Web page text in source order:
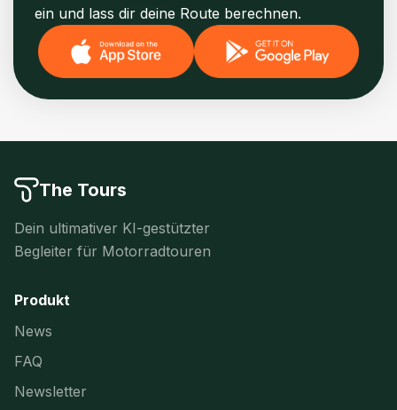
ein und lass dir deine Route berechnen.
The Tours
Dein ultimativer KI-gestützter
Begleiter für Motorradtouren
Produkt
News
FAQ
Newsletter